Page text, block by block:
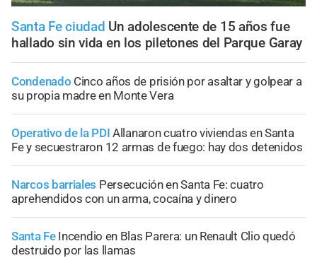
Santa Fe ciudad Un adolescente de 15 años fue
hallado sin vida en los piletones del Parque Garay
Condenado Cinco años de prisión por asaltar y golpear a
su propia madre en Monte Vera
Operativo de la PDI Allanaron cuatro viviendas en Santa
Fe y secuestraron 12 armas de fuego: hay dos detenidos
Narcos barriales Persecución en Santa Fe: cuatro
aprehendidos con un arma, cocaína y dinero
Santa Fe Incendio en Blas Parera: un Renault Clio quedó
destruido por las llamas